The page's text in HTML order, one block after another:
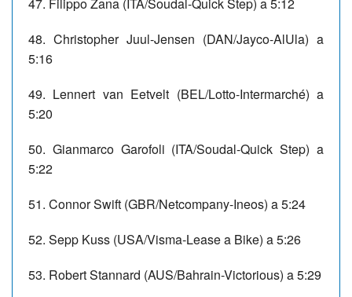
48. Christopher Juul-Jensen (DAN/Jayco-AlUla) a
5:16
49. Lennert van Eetvelt (BEL/Lotto-Intermarché) a
5:20
50. Gianmarco Garofoli (ITA/Soudal-Quick Step) a
5:22
51. Connor Swift (GBR/Netcompany-Ineos) a 5:24
52. Sepp Kuss (USA/Visma-Lease a Bike) a 5:26
53. Robert Stannard (AUS/Bahrain-Victorious) a 5:29